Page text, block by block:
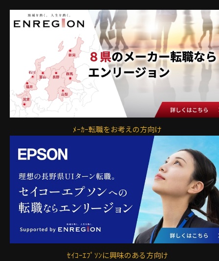
ﾒｰｶｰ転職をお考えの方向け
ｾｲｺｰｴﾌﾟｿﾝに興味のある方向け